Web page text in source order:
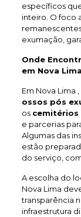
específicos
inteiro. O foco
exumação,
Onde
em Nova Lima
Em Nova Lima
ossos pós
os cemitérios
e parcerias
Algumas das
estão
do serviço,
A escolha do
Nova Lima
transparência
infraestrutura